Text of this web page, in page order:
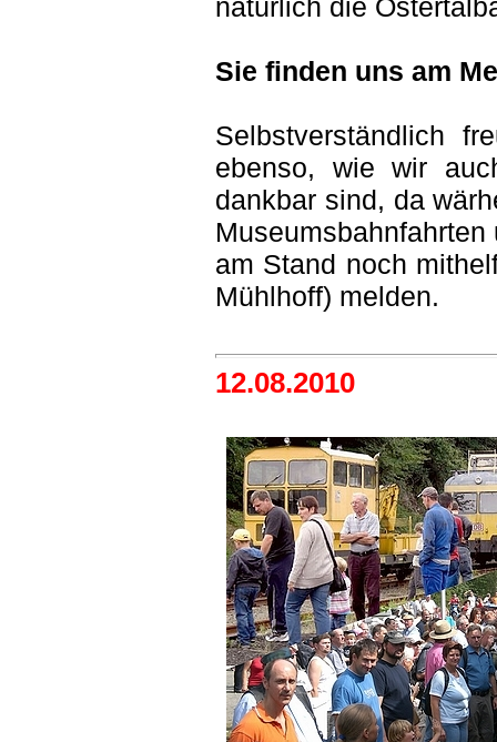
natürlich die
Sie finden uns am
Selbstverständlich
ebenso, wie wir
dankbar sind, da
am Stand noch
Mühlhoff) melden.
12.08.2010